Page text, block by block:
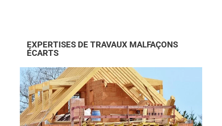
EXPERTISES DE TRAVAUX MALFAÇONS
ÉCARTS